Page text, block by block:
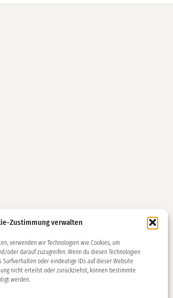
Zustimmung verwalten
verwenden wir Technologien wie Cookies, um
oder darauf zuzugreifen. Wenn du diesen Technologien
oder eindeutige IDs auf dieser Website
nicht erteilst oder zurückziehst, können bestimmte
werden.
suchen. Sie
für
gelten, als ein Ort,